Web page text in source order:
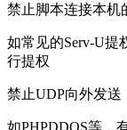
禁止脚本连接本机
如常见的Serv-U提
行提权
禁止UDP向外发送
如PHPDDOS等，